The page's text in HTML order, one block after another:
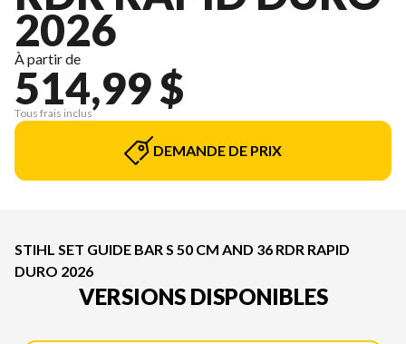
2026
À partir de
514,99 $
Tous frais inclus
DEMANDE DE PRIX
STIHL SET GUIDE BAR S 50 CM AND 36 RDR RAPID
DURO 2026
VERSIONS DISPONIBLES